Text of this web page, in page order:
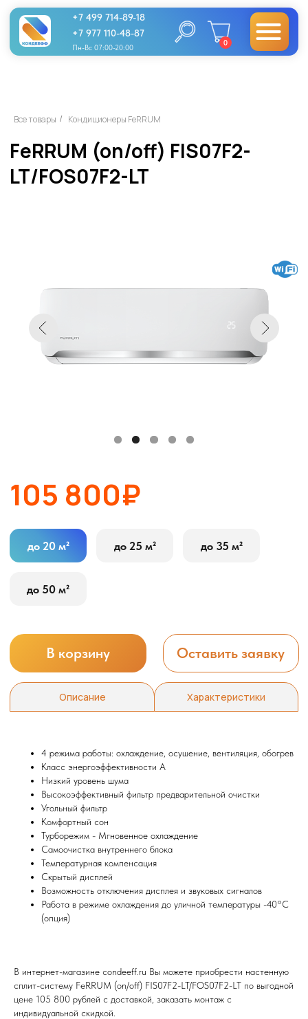
+7 499 714-89-18
+7 977 110-48-87
Пн-Вс 07:00-20:00
Все товары / Кондиционеры FeRRUM
LT/FOS07F2-LT
Описание Характеристики
105 800₽
4 режима работы: охлаждение, осушение, вентиляция, обогрев
Класс энергоэффективности А
Низкий уровень шума
Высокоэффективный фильтр предварительной очистки
Угольный фильтр
Комфортный сон
Турборежим - Мгновенное охлаждение
Самоочистка внутреннего блока
Температурная компенсация
Скрытый дисплей
Возможность отключения дисплея и звуковых сигналов
Работа в режиме охлаждения до уличной температуры -40°С
(опция)
В интернет-магазине condeeff.ru Вы можете приобрести настенную
сплит-систему FeRRUM (on/off) FIS07F2-LT/FOS07F2-LT по выгодной
цене 105 800 рублей с доставкой, заказать монтаж с
индивидуальной скидкой.
Я согласен (на) с политикой обработки персональных данных
Не нашли то, что искали или
затрудняетесь в выборе?
Оставьте заявку, и мы подберем
вам нужный товар
Мы всегда рады вам помочь